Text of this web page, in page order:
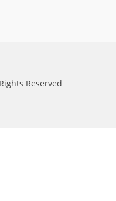
Reserved